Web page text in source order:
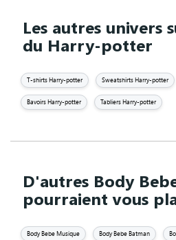
Les autres univers
du Harry-potter
T-shirts Harry-potter Sweatshirts Harry-potter
Bavoirs Harry-potter Tabliers Harry-potter
D'autres Body
pourraient vous
Body Bebe Musique Body Bebe Batman